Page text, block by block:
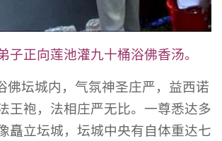
子正向莲池灌九十桶浴佛香汤。
佛坛城内，气氛神圣庄严，益西诺
王袍，法相庄严无比。一尊悉达多
矗立坛城，坛城中央有自体重达七